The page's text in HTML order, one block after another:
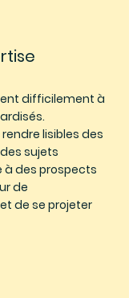
difficilement à
lisibles des
sujets
à des prospects
de
de se projeter